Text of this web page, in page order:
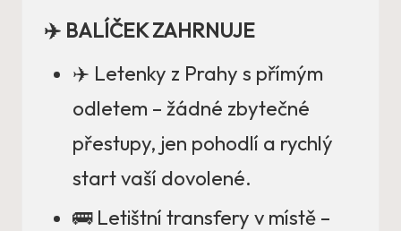
✈️ BALÍČEK ZAHRNUJE
✈️ Letenky z Prahy s přímým
odletem – žádné zbytečné
přestupy, jen pohodlí a rychlý
start vaší dovolené.
🚌 Letištní transfery v místě –